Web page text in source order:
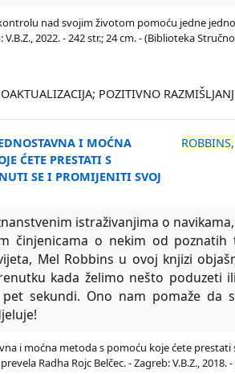
nad svojim životom pomoću jedne
V.B.Z., 2022. - 242 str.; 24 cm. - (Biblioteka
POZITIVNO
I MOĆNA
ĆETE PRESTATI S
SE I PROMIJENITI SVOJ
ROBBINS,
istraživanjima o
činjenicama o nekim od
Mel Robbins u ovoj knjizi
kada želimo nešto poduzeti
sekundi. Ono nam pomaže da
i moćna metoda s pomoću koje ćete
Radha Rojc Belčec. - Zagreb: V.B.Z.,